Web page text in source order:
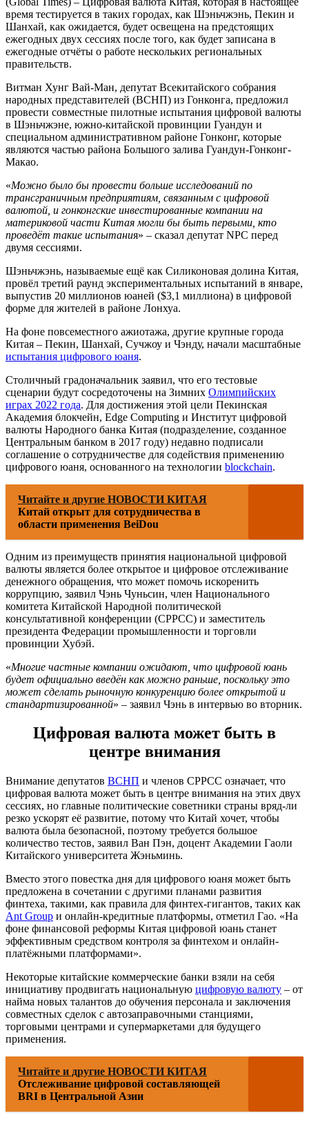
время тестируется в таких городах, как Шэньчжэнь, Пекин и
Шанхай, как ожидается, будет освещена на предстоящих
ежегодных двух сессиях после того, как будет записана в
ежегодные отчёты о работе нескольких региональных
правительств.
Витман Хунг Вай-Ман, депутат Всекитайского собрания
народных представителей (ВСНП) из Гонконга, предложил
провести совместные пилотные испытания цифровой валюты
в Шэньчжэне, южно-китайской провинции Гуандун и
специальном административном районе Гонконг, которые
являются частью района Большого залива Гуандун-Гонконг-
Макао.
«Можно было бы провести больше исследований по
трансграничным предприятиям, связанным с цифровой
валютой, и гонконгские инвестированные компании на
материковой части Китая могли бы быть первыми, кто
проведёт такие испытания» – сказал депутат NPC перед
двумя сессиями.
Шэньчжэнь, называемые ещё как Силиконовая долина Китая,
провёл третий раунд экспериментальных испытаний в январе,
выпустив 20 миллионов юаней ($3,1 миллиона) в цифровой
форме для жителей в районе Лонхуа.
На фоне повсеместного ажиотажа, другие крупные города
Китая – Пекин, Шанхай, Сучжоу и Чэнду, начали масштабные
испытания цифрового юаня.
Столичный градоначальник заявил, что его тестовые
сценарии будут сосредоточены на Зимних Олимпийских
играх 2022 года. Для достижения этой цели Пекинская
Академия блокчейн, Edge Computing и Институт цифровой
валюты Народного банка Китая (подразделение, созданное
Центральным банком в 2017 году) недавно подписали
соглашение о сотрудничестве для содействия применению
цифрового юаня, основанного на технологии blockchain.
Читайте и другие НОВОСТИ КИТАЯ
Китай открыт для сотрудничества в
области применения BeiDou
Одним из преимуществ принятия национальной цифровой
валюты является более открытое и цифровое отслеживание
денежного обращения, что может помочь искоренить
коррупцию, заявил Чэнь Чуньсин, член Национального
комитета Китайской Народной политической
консультативной конференции (CPPCC) и заместитель
президента Федерации промышленности и торговли
провинции Хубэй.
«Многие частные компании ожидают, что цифровой юань
будет официально введён как можно раньше, поскольку это
может сделать рыночную конкуренцию более открытой и
стандартизированной» – заявил Чэнь в интервью во вторник.
Цифровая валюта может быть в
центре внимания
Внимание депутатов ВСНП и членов CPPCC означает, что
цифровая валюта может быть в центре внимания на этих двух
сессиях, но главные политические советники страны вряд-ли
резко ускорят её развитие, потому что Китай хочет, чтобы
валюта была безопасной, поэтому требуется большое
количество тестов, заявил Ван Пэн, доцент Академии Гаоли
Китайского университета Жэньминь.
Вместо этого повестка дня для цифрового юаня может быть
предложена в сочетании с другими планами развития
финтеха, такими, как правила для финтех-гигантов, таких как
Ant Group и онлайн-кредитные платформы, отметил Гао. «На
фоне финансовой реформы Китая цифровой юань станет
эффективным средством контроля за финтехом и онлайн-
платёжными платформами».
Некоторые китайские коммерческие банки взяли на себя
инициативу продвигать национальную цифровую валюту – от
найма новых талантов до обучения персонала и заключения
совместных сделок с автозаправочными станциями,
торговыми центрами и супермаркетами для будущего
применения.
Читайте и другие НОВОСТИ КИТАЯ
Отслеживание цифровой составляющей
BRI в Центральной Азии